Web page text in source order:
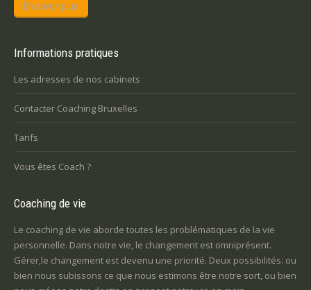
En savoir plus
Informations pratiques
Les adresses de nos cabinets
Contacter Coaching Bruxelles
Tarifs
Vous êtes Coach ?
Coaching de vie
Le coaching de vie aborde toutes les problématiques de la vie
personnelle. Dans notre vie, le changement est omniprésent.
Gérer,le changement est devenu une priorité. Deux possibilités: ou
bien nous subissons ce que nous estimons être notre sort, ou bien